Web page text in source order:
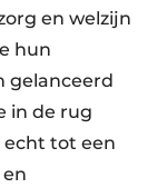
en welzijn
hun
gelanceerd
in de rug
tot een